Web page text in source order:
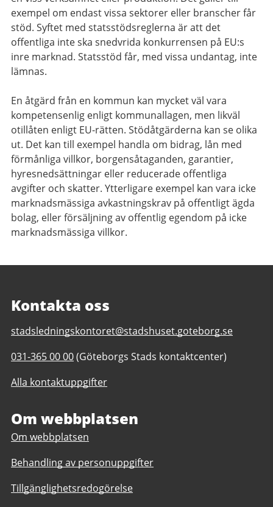
exempel om endast vissa sektorer eller branscher får
stöd. Syftet med statsstödsreglerna är att det
offentliga inte ska snedvrida konkurrensen på EU:s
inre marknad. Statsstöd får, med vissa undantag, inte
lämnas.
En åtgärd från en kommun kan mycket väl vara
kompetensenlig enligt kommunallagen, men likväl
otillåten enligt EU-rätten. Stödåtgärderna kan se olika
ut. Det kan till exempel handla om bidrag, lån med
förmånliga villkor, borgensåtaganden, garantier,
hyresnedsättningar eller reducerade offentliga
avgifter och skatter. Ytterligare exempel kan vara icke
marknadsmässiga avkastningskrav på offentligt ägda
bolag, eller försäljning av offentlig egendom på icke
marknadsmässiga villkor.
Kontakta oss
E-
till
Stadsledningskontoret
stadsledningskontoret@stadshuset.goteborg.se
Telefonnummer
Stadsledningskontoret
031-365 00 00(Göteborgs Stads kontaktcenter)
Alla kontaktuppgifter
Om webbplatsen
Om webbplatsen
Behandling av personuppgifter
Tillgänglighetsredogörelse